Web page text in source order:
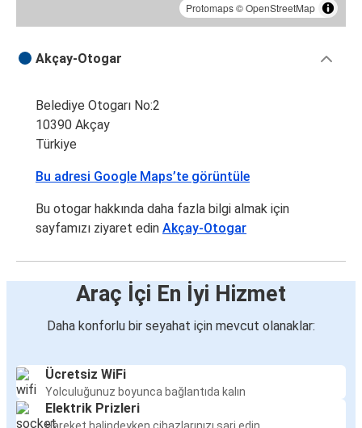
Protomaps©OpenStreetMap
Akçay-Otogar
Belediye Otogarı No:2
10390 Akçay
Türkiye
Bu adresi Google Maps’te görüntüle
Bu otogar hakkında daha fazla bilgi almak için
sayfamızı ziyaret edin Akçay-Otogar
Araç İçi En İyi Hizmet
Daha konforlu bir seyahat için mevcut olanaklar:
Ücretsiz WiFi
Yolculuğunuz boyunca bağlantıda kalın
Elektrik Prizleri